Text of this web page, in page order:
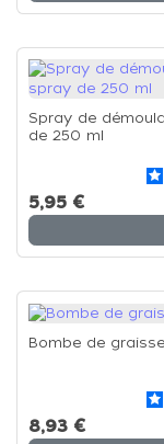
Spray de
de 250 ml
5,95 €
Bombe de
8,93 €